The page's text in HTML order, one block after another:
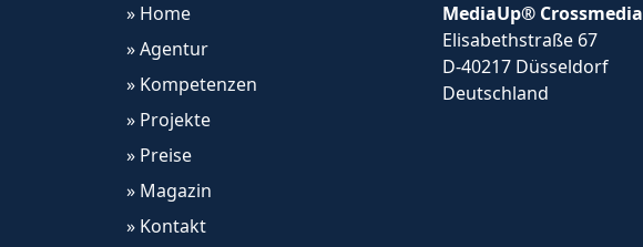
» Home
» Agentur
» Kompetenzen
» Projekte
» Preise
» Magazin
» Kontakt
MediaUp® Crossmedia
Elisabethstraße 67
D-40217 Düsseldorf
Deutschland